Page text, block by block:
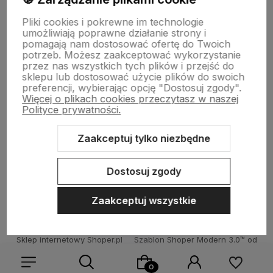
INFORMACJE
TECHNOLOGIA LED
DLA KUPUJĄCYCH
Sklep internetowy Shoper.pl Szablon Shoper Modern 3.0™ od
Pliki cookies i pokrewne im technologie
umożliwiają poprawne działanie strony i
pomagają nam dostosować ofertę do Twoich
potrzeb. Możesz zaakceptować wykorzystanie
przez nas wszystkich tych plików i przejść do
sklepu lub dostosować użycie plików do swoich
preferencji, wybierając opcję "Dostosuj zgody".
Więcej o plikach cookies przeczytasz w naszej
Polityce prywatności.
Zaakceptuj tylko niezbędne
Dostosuj zgody
Zaakceptuj wszystkie